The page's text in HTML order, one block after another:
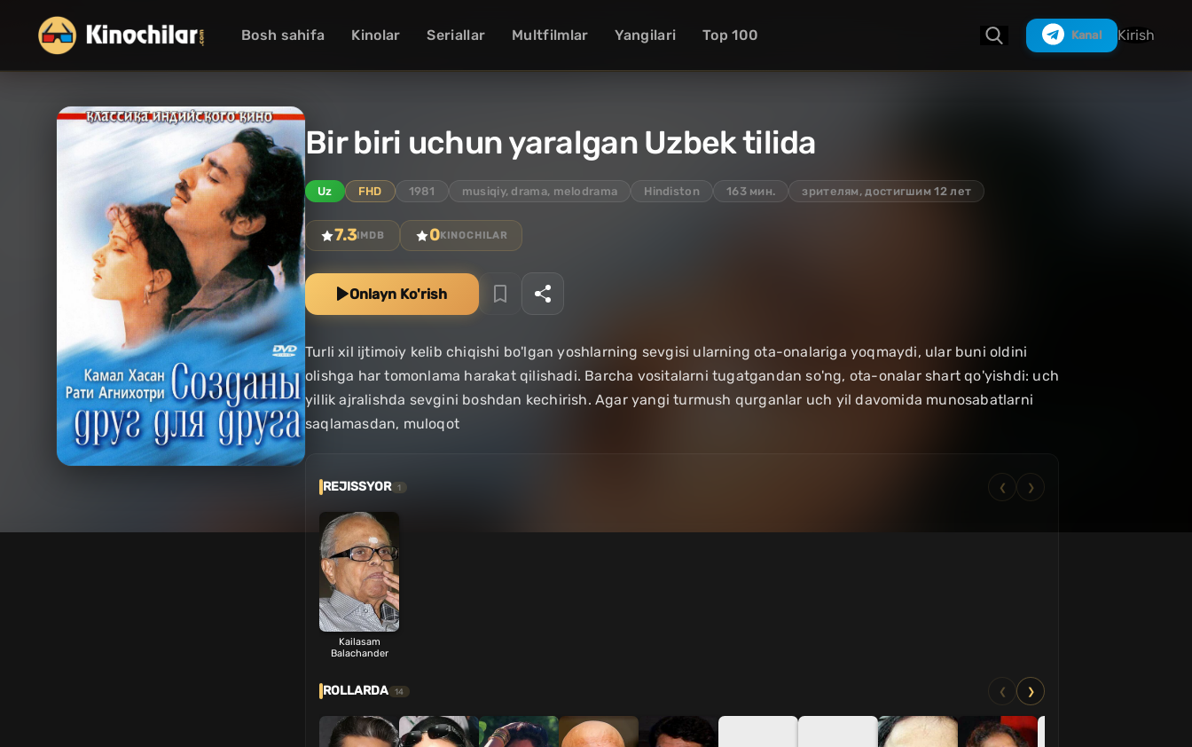
Bosh sahifa Kinolar Seriallar Multfilmlar Yangilari Top 100 Kanal Kirish
Bir biri uchun yaralgan Uzbek tilida
Uz FHD 1981 musiqiy, drama, melodrama Hindiston 163 мин. зрителям, достигшим 12 лет
7.3IMDB 0KINOCHILAR
Onlayn Ko'rish
Turli xil ijtimoiy kelib chiqishi bo'lgan yoshlarning sevgisi ularning ota-onalariga yoqmaydi, ular buni oldini
olishga har tomonlama harakat qilishadi. Barcha vositalarni tugatgandan so'ng, ota-onalar shart qo'yishdi: uch
yillik ajralishda sevgini boshdan kechirish. Agar yangi turmush qurganlar uch yil davomida munosabatlarni
saqlamasdan, muloqot
REJISSYOR 1 ❮ ❯
Kailasam
Balachander
ROLLARDA 14 ❮ ❯